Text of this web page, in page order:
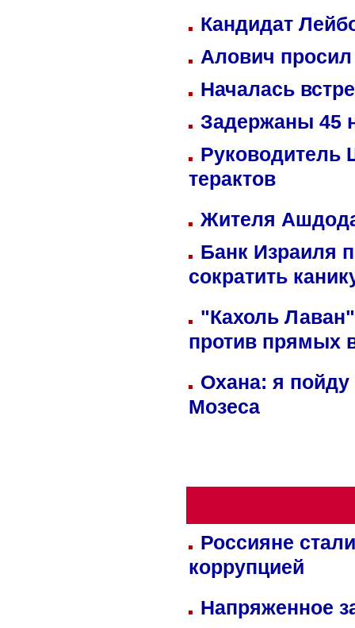
Кандидат
Алович просил
Началась
Задержаны 45
Руководитель
терактов
Жителя
Банк Израиля
сократить
"Кахоль
против прямых
Охана: я пойду
Мозеса
Россияне
коррупцией
Напряженное